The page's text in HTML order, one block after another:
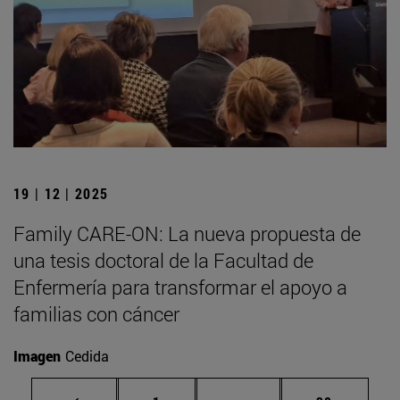
19 | 12 | 2025
Family CARE-ON: La nueva propuesta de
una tesis doctoral de la Facultad de
Enfermería para transformar el apoyo a
familias con cáncer
Imagen Cedida